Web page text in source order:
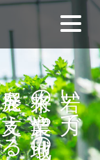
若い力で
将来の農業や地域の
発展を支える